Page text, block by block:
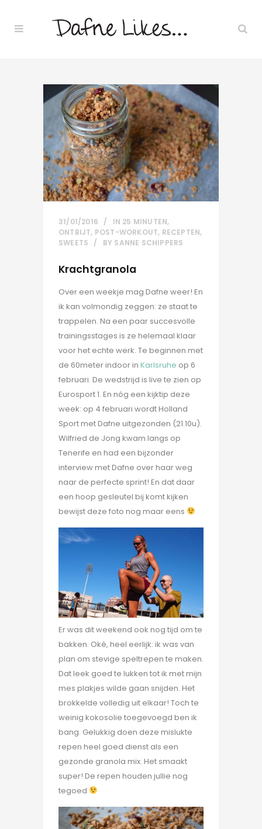
31/01/2016 IN 25 MINUTEN,
ONTBIJT, POST-WORKOUT, RECEPTEN,
SWEETS
BY SANNE SCHIPPERS
Krachtgranola
Over een weekje mag Dafne weer! En
ik kan volmondig zeggen: ze staat te
trappelen. Na een paar succesvolle
trainingsstages is ze helemaal klaar
voor het echte werk. Te beginnen met
de 60meter indoor in Karlsruhe op 6
februari. De wedstrijd is live te zien op
Eurosport 1. En nóg een kijktip deze
week: op 4 februari wordt Holland
Sport met Dafne uitgezonden (21.10u).
Wilfried de Jong kwam langs op
Tenerife en had een bijzonder
interview met Dafne over haar weg
naar de perfecte sprint! En dat daar
een hoop gesleutel bij komt kijken
bewijst deze foto nog maar eens
Er was dit weekend ook nog tijd om te
bakken. Oké, heel eerlijk: ik was van
plan om stevige speltrepen te maken.
Dat leek goed te lukken tot ik met mijn
mes plakjes wilde gaan snijden. Het
brokkelde volledig uit elkaar! Toch te
weinig kokosolie toegevoegd ben ik
bang. Gelukkig doen deze mislukte
repen heel goed dienst als een
gezonde granola mix. Het smaakt
super! De repen houden jullie nog
tegoed